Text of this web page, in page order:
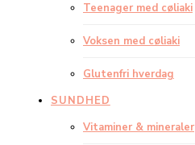
Teenager med cøliaki
Voksen med cøliaki
Glutenfri hverdag
SUNDHED
Vitaminer & mineraler